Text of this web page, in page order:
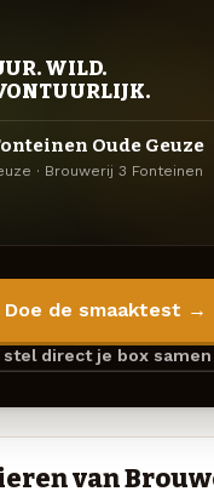
WILD.
Oude Geuze
· Brouwerij 3 Fonteinen
Doe de smaaktest →
stel direct je box
van